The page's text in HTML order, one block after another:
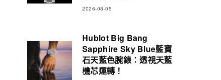
2026-08-05
Hublot Big Bang
Sapphire Sky Blue藍寶
石天藍色腕錶：透視天藍
機芯運轉！